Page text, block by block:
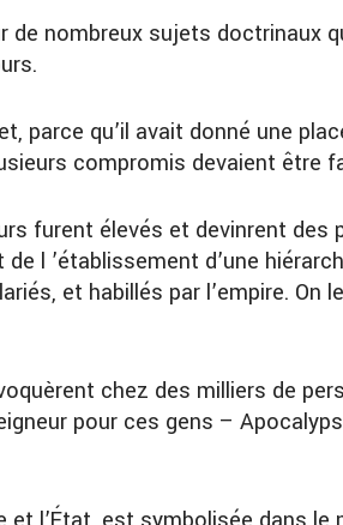
nombreux sujets doctrinaux
parce qu’il avait donné une
compromis devaient être
furent élevés et devinrent
l ’établissement d’une
et habillés par l’empire.
chez des milliers de
pour ces gens –